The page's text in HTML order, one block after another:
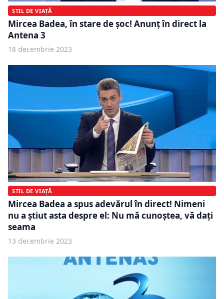
STIL DE VIAȚĂ
Mircea Badea, în stare de șoc! Anunț în direct la
Antena 3
18 decembrie 2023
STIL DE VIAȚĂ
Mircea Badea a spus adevărul în direct! Nimeni
nu a știut asta despre el: Nu mă cunoștea, vă dați
seama
13 decembrie 2023